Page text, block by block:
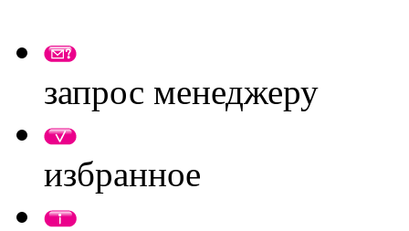
запрос менеджеру
избранное